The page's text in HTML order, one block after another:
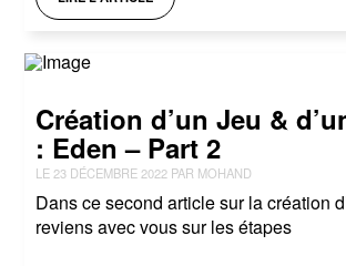
Création d’un Jeu &
: Eden – Part 2
LE 23 DÉCEMBRE 2022 PAR MOHAND
Dans ce second article sur la création
reviens avec vous sur les étapes